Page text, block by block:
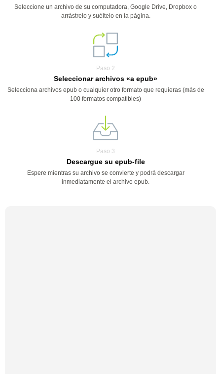
Seleccione un archivo de su computadora, Google Drive, Dropbox o
arrástrelo y suéltelo en la página.
Paso 2
Seleccionar archivos «a epub»
Selecciona archivos epub o cualquier otro formato que requieras (más de
100 formatos compatibles)
Paso 3
Descargue su epub-file
Espere mientras su archivo se convierte y podrá descargar
inmediatamente el archivo epub.